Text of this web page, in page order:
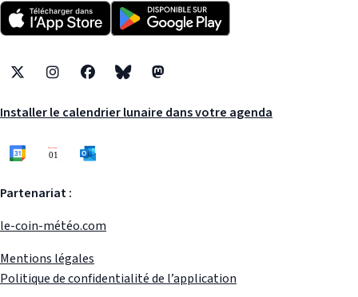
X InstagramFacebookBlueskyMastodon
Installer le calendrier lunaire dans votre agenda
Partenariat :
le-coin-météo.com
Mentions légales
Politique de confidentialité de l’application